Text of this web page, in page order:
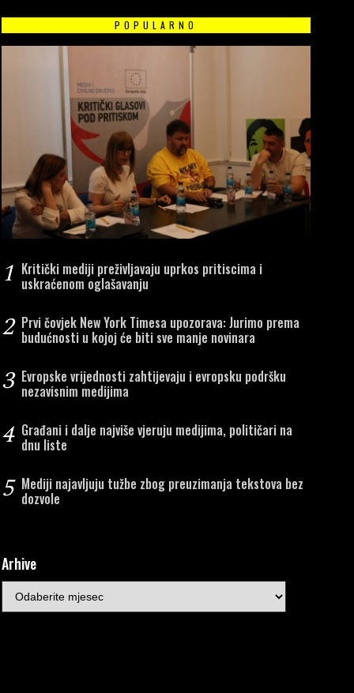
POPULARNO
1 Kritički mediji preživljavaju uprkos pritiscima i
uskraćenom oglašavanju
2 Prvi čovjek New York Timesa upozorava: Jurimo prema
budućnosti u kojoj će biti sve manje novinara
3 Evropske vrijednosti zahtijevaju i evropsku podršku
nezavisnim medijima
4 Građani i dalje najviše vjeruju medijima, političari na
dnu liste
5 Mediji najavljuju tužbe zbog preuzimanja tekstova bez
dozvole
Arhive